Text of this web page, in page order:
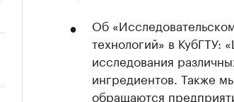
Об
технологий» в КубГТУ:
исследования
ингредиентов. Также
обращаются